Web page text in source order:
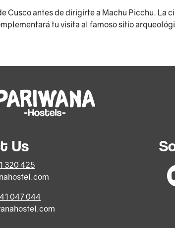
Cusco antes de dirigirte a Machu Picchu. La
tu visita al famoso sitio
Us
320 425
047 044